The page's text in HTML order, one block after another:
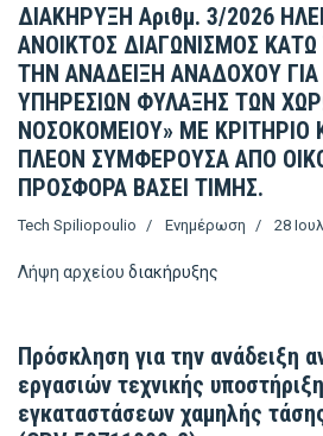
ΔΙΑΚΗΡΥΞΗ Αριθμ. 3/2026
ΑΝΟΙΚΤΟΣ ΔΙΑΓΩΝΙΣΜΟΣ ΚΑΤΩ
ΤΗΝ ΑΝΑΔΕΙΞΗ ΑΝΑΔΟΧΟΥ
ΥΠΗΡΕΣΙΩΝ ΦΥΛΑΞΗΣ ΤΩΝ
ΝΟΣΟΚΟΜΕΙΟΥ» ΜΕ ΚΡΙΤΗΡΙΟ
ΠΛΕΟΝ ΣΥΜΦΕΡΟΥΣΑ ΑΠΟ
ΠΡΟΣΦΟΡΑ ΒΑΣΕΙ ΤΙΜΗΣ.
Tech Spiliopoulio Ενημέρωση 28
Λήψη αρχείου διακήρυξης
Πρόσκληση για την ανάδειξη
εργασιών τεχνικής
εγκαταστάσεων χαμηλής